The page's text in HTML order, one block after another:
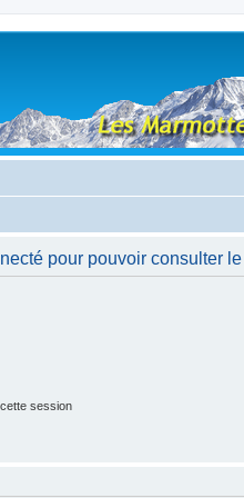
pour pouvoir consulter
session